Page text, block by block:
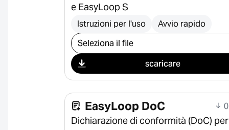
e EasyLoop S
Istruzioni per l'uso Avvio rapido
Seleziona il download
scaricare
EasyLoop DoC
Dichiarazione di conformità (DoC) per